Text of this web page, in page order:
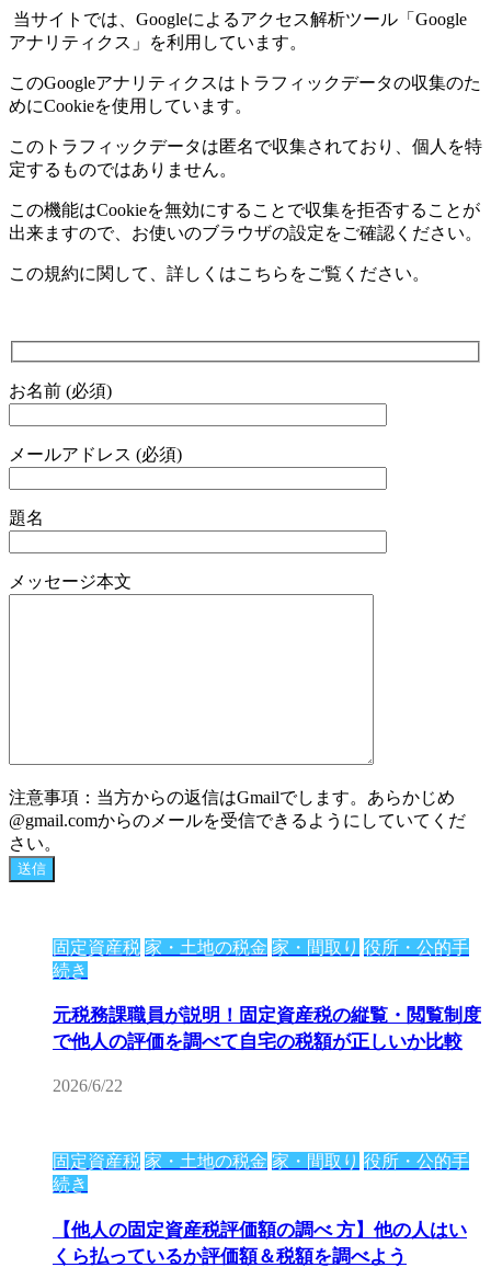
当サイトでは、 Googleによるアクセス解析ツール「 Google
アナリティクス」を利用しています。
このGoogleアナリティクスはトラフィックデータの収集のた
めにCookieを使用しています。
このトラフィックデータは匿名で収集されており、個人を特
定するものではありません。
この機能はCookieを無効にすることで収集を拒否することが
出来ますので、お使いのブラウザの設定をご確認ください。
この規約に関して、詳しくはこちらをご覧ください。
お名前 (必須)
メールアドレス (必須)
題名
メッセージ本文
注意事項：当方からの返信はGmailでします。あらかじめ
@gmail.comからのメールを受信できるようにしていてくだ
さい。
固定資産税 家・土地の税金 家・間取り 役所・公的手
続き
元税務課職員が説明！固定資産税の縦覧・閲覧制度
で他人の評価を調べて自宅の税額が正しいか比較
2026/6/22
固定資産税 家・土地の税金 家・間取り 役所・公的手
続き
【他人の固定資産税評価額の調べ 方】他の人はい
くら払っているか評価額＆税額を調べよう